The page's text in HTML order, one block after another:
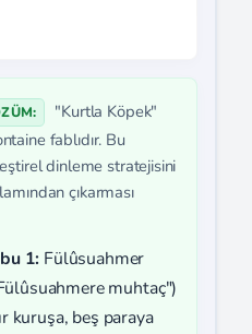
"Kurtla Köpek"
fablıdır. Bu
dinleme stratejisini
çıkarması
1: Fülûsuahmer
muhtaç")
kuruşa, beş paraya